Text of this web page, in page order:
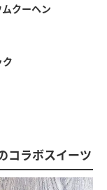
クーヘン
ク
コラボスイーツ